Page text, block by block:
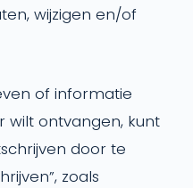
wijzigen en/of
of informatie
wilt ontvangen, kunt
door te
zoals